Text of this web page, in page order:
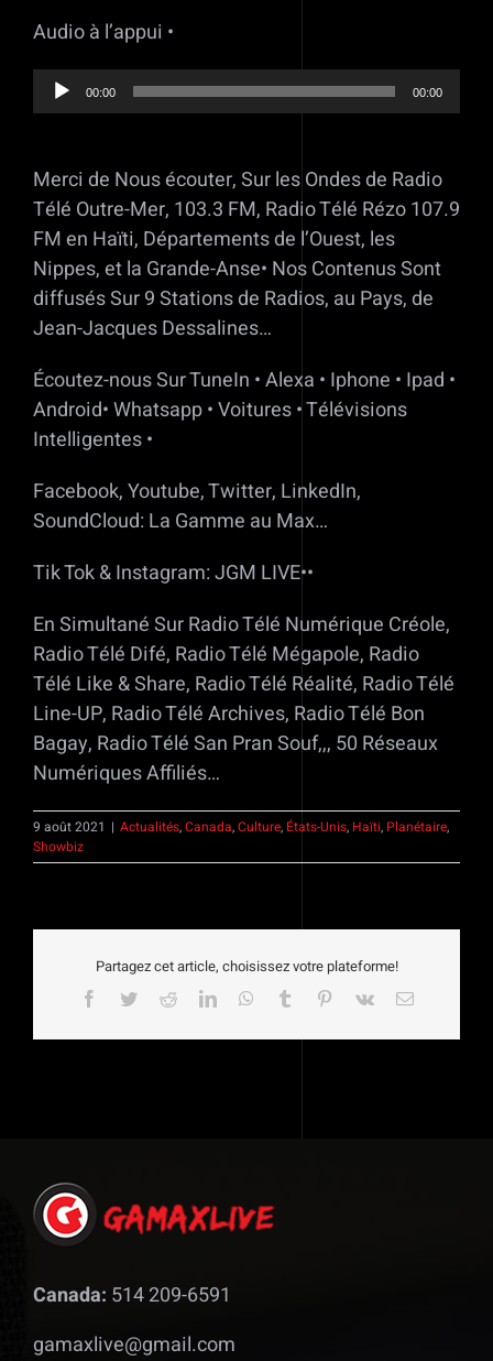
Audio à l’appui •
Lecteur
audio
00:00 00:00
Merci de Nous écouter, Sur les Ondes de Radio
Télé Outre-Mer, 103.3 FM, Radio Télé Rézo 107.9
FM en Haïti, Départements de l’Ouest, les
Nippes, et la Grande-Anse• Nos Contenus Sont
diffusés Sur 9 Stations de Radios, au Pays, de
Jean-Jacques Dessalines…
Écoutez-nous Sur TuneIn • Alexa • Iphone • Ipad •
Android• Whatsapp • Voitures • Télévisions
Intelligentes •
Facebook, Youtube, Twitter, LinkedIn,
SoundCloud: La Gamme au Max…
Tik Tok & Instagram: JGM LIVE••
En Simultané Sur Radio Télé Numérique Créole,
Radio Télé Difé, Radio Télé Mégapole, Radio
Télé Like & Share, Radio Télé Réalité, Radio Télé
Line-UP, Radio Télé Archives, Radio Télé Bon
Bagay, Radio Télé San Pran Souf,,, 50 Réseaux
Numériques Affiliés…
9 août 2021 | Actualités,Canada,Culture, États-Unis, Haïti, Planétaire,
Showbiz
Partagez cet article, choisissez votre plateforme!
Facebook
TwitterRedditLinkedInWhatsApp
Tumblr Pinterest
Vk Email
Canada: 514 209-6591
gamaxlive@gmail.com